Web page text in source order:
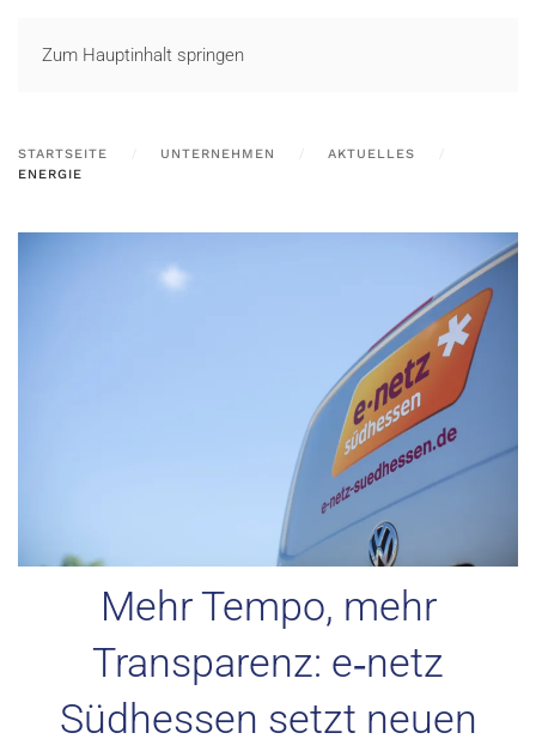
Zum Hauptinhalt springen
STARTSEITE UNTERNEHMEN
AKTUELLES
ENERGIE
Mehr Tempo, mehr
Transparenz: e‑netz
Südhessen setzt neuen